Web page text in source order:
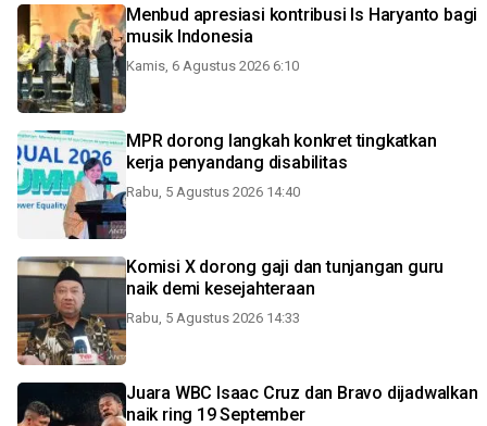
Menbud apresiasi kontribusi Is Haryanto bagi
musik Indonesia
Kamis, 6 Agustus 2026 6:10
MPR dorong langkah konkret tingkatkan
kerja penyandang disabilitas
Rabu, 5 Agustus 2026 14:40
Komisi X dorong gaji dan tunjangan guru
naik demi kesejahteraan
Rabu, 5 Agustus 2026 14:33
Juara WBC Isaac Cruz dan Bravo dijadwalkan
naik ring 19 September